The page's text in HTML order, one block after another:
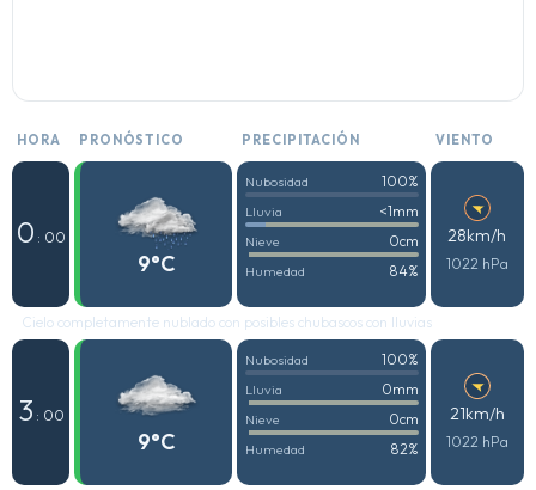
HORA PRONÓSTICO PRECIPITACIÓN VIENTO
0 : 00
9°C
Nubosidad 100%
Lluvia <1mm
Nieve 0cm
Humedad 84%
28km/h
1022 hPa
Cielo completamente nublado con posibles chubascos con lluvias
3 : 00
9°C
Nubosidad 100%
Lluvia 0mm
Nieve 0cm
Humedad 82%
21km/h
1022 hPa